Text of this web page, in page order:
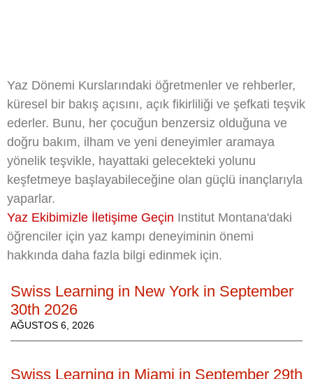
Yaz Dönemi Kurslarındaki öğretmenler ve rehberler,
küresel bir bakış açısını, açık fikirliliği ve şefkati teşvik
ederler. Bunu, her çocuğun benzersiz olduğuna ve
doğru bakım, ilham ve yeni deneyimler aramaya
yönelik teşvikle, hayattaki gelecekteki yolunu
keşfetmeye başlayabileceğine olan güçlü inançlarıyla
yaparlar.
Yaz Ekibimizle İletişime Geçin Institut Montana'daki
öğrenciler için yaz kampı deneyiminin önemi
hakkında daha fazla bilgi edinmek için.
Swiss Learning in New York in September
30th 2026
AĞUSTOS 6, 2026
Swiss Learning in Miami in September 29th